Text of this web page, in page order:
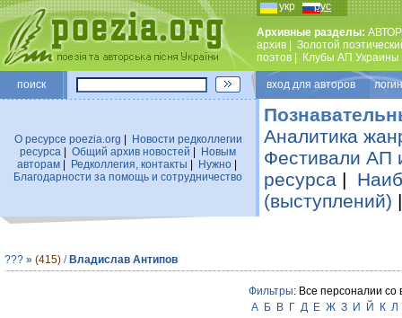
укр рус
Архивные разделы:
архив
Золотой
поэтов
Клубы АП Украины
поиск вход для авторов
О ресурсе poezia.org
Новости редколлегии
ресурса
Общий архив новостей
Новым
авторам| Редколлегия, контакты Нужно|
Благодарности за помощь и сотрудничество
Аналитика
Фестивали АП
ресурса |
(выступлений)
??? » (415) / Владислав Антипов
Фильтры: Все персоналии со
А
Б В Г Д Е Ж З И Й К Л